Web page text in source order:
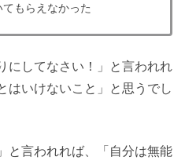
もらえなかった
にしてなさい！」と言われれ
はいけないこと」と思うでし
と言われれば、「自分は無能